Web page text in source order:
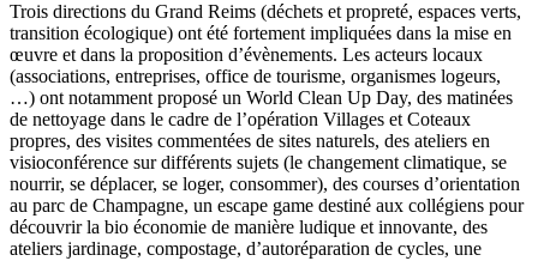
Trois directions du Grand Reims (déchets et propreté, espaces verts,
transition écologique) ont été fortement impliquées dans la mise en
œuvre et dans la proposition d’évènements. Les acteurs locaux
(associations, entreprises, office de tourisme, organismes logeurs,
…) ont notamment proposé un World Clean Up Day, des matinées
de nettoyage dans le cadre de l’opération Villages et Coteaux
propres, des visites commentées de sites naturels, des ateliers en
visioconférence sur différents sujets (le changement climatique, se
nourrir, se déplacer, se loger, consommer), des courses d’orientation
au parc de Champagne, un escape game destiné aux collégiens pour
découvrir la bio économie de manière ludique et innovante, des
ateliers jardinage, compostage, d’autoréparation de cycles, une